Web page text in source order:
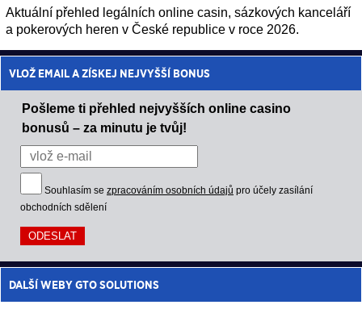
Aktuální přehled legálních online casin, sázkových kanceláří
a pokerových heren v České republice v roce 2026.
VLOŽ EMAIL A ZÍSKEJ NEJVYŠŠÍ BONUS
Pošleme ti přehled nejvyšších online casino
bonusů – za minutu je tvůj!
Souhlasím se zpracováním osobních údajů pro účely zasílání
obchodních sdělení
DALŠÍ WEBY GTO SOLUTIONS